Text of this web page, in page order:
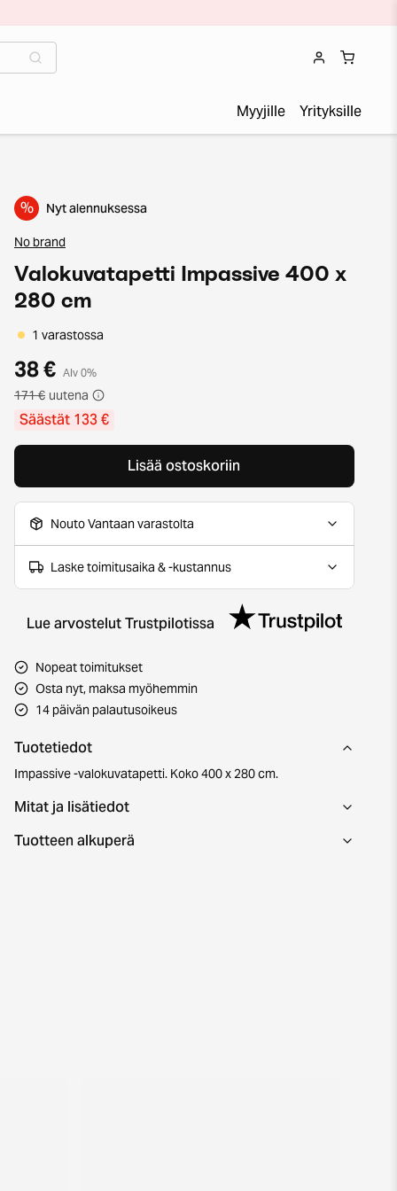
Myyjille Yrityksille
% Nyt alennuksessa
No brand
Valokuvatapetti Impassive 400 x
280 cm
1 varastossa
38 € Alv 0%
171 € uutena
Säästät 133 €
Lisää ostoskoriin
Nouto Vantaan varastolta
Laske toimitusaika & -kustannus
Lue arvostelut Trustpilotissa
Nopeat toimitukset
Osta nyt, maksa myöhemmin
14 päivän palautusoikeus
Tuotetiedot
Impassive -valokuvatapetti. Koko 400 x 280 cm.
Mitat ja lisätiedot
Tuotteen alkuperä